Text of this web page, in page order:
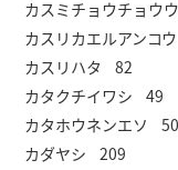
カスミチョウチョウ
カスリカエルアンコ
カスリハタ 82
カタクチイワシ 49
カタホウネンエソ 50
カダヤシ 209